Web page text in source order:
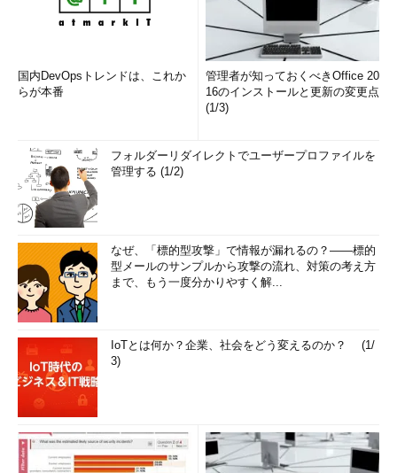
国内DevOpsトレンドは、これか
らが本番
管理者が知っておくべきOffice 20
16のインストールと更新の変更点
(1/3)
フォルダーリダイレクトでユーザープロファイルを
管理する (1/2)
なぜ、「標的型攻撃」で情報が漏れるの？――標的
型メールのサンプルから攻撃の流れ、対策の考え方
まで、もう一度分かりやすく解...
IoTとは何か？企業、社会をどう変えるのか？ (1/
3)